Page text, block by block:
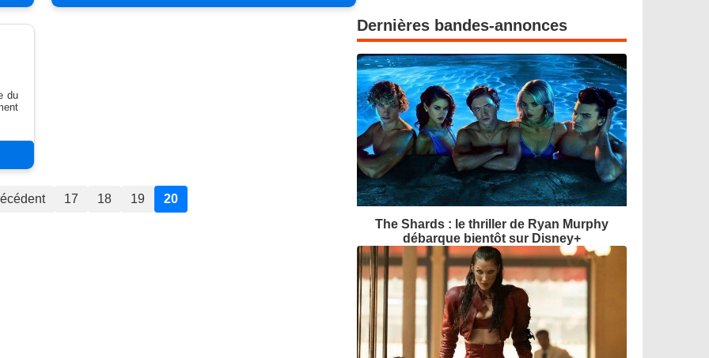
du
17 18 19 20
Dernières bandes-annonces
The Shards : le thriller de Ryan Murphy
débarque bientôt sur Disney+